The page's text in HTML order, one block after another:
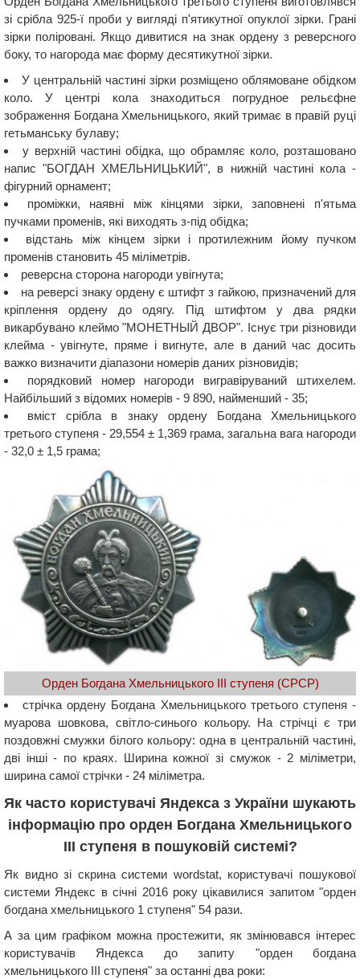
зі срібла 925-ї проби у вигляді п'ятикутної опуклої зірки. Грані
зірки поліровані. Якщо дивитися на знак ордену з реверсного
боку, то нагорода має форму десятикутної зірки.
У центральній частині зірки розміщено облямоване обідком
коло. У центрі кола знаходиться погрудное рельєфне
зображення Богдана Хмельницького, який тримає в правій руці
гетьманську булаву;
у верхній частині обідка, що обрамляє коло, розташовано
напис "БОГДАН ХМЕЛЬНИЦЬКИЙ", в нижній частині кола -
фігурний орнамент;
проміжки, наявні між кінцями зірки, заповнені п'ятьма
пучками променів, які виходять з-під обідка;
відстань між кінцем зірки і протилежним йому пучком
променів становить 45 міліметрів.
реверсна сторона нагороди увігнута;
на реверсі знаку ордену є штифт з гайкою, призначений для
кріплення ордену до одягу. Під штифтом у два рядки
викарбувано клеймо "МОНЕТНЫЙ ДВОР". Існує три різновиди
клейма - увігнуте, пряме і вигнуте, але в даний час досить
важко визначити діапазони номерів даних різновидів;
порядковий номер нагороди вигравіруваний штихелем.
Найбільший з відомих номерів - 9 890, найменший - 35;
вміст срібла в знаку ордену Богдана Хмельницького
третього ступеня - 29,554 ± 1,369 грама, загальна вага нагороди
- 32,0 ± 1,5 грама;
Орден Богдана Хмельницького ІІІ ступеня (СРСР)
стрічка ордену Богдана Хмельницького третього ступеня -
муарова шовкова, світло-синього кольору. На стрічці є три
поздовжні смужки білого кольору: одна в центральній частині,
дві інші - по краях. Ширина кожної зі смужок - 2 міліметри,
ширина самої стрічки - 24 міліметра.
Як часто користувачі Яндекса з України шукають
інформацію про орден Богдана Хмельницького
III ступеня в пошуковій системі?
Як видно зі скрина системи wordstat, користувачі пошукової
системи Яндекс в січні 2016 року цікавилися запитом "орден
богдана хмельницького 1 ступеня" 54 рази.
А за цим графіком можна простежити, як змінювався інтерес
користувачів Яндекса до запиту "орден богдана
хмельницького III ступеня" за останні два роки: